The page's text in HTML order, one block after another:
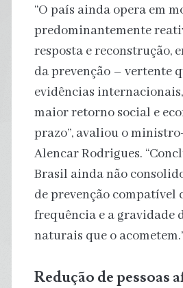
“O país ainda opera em
predominantemente
resposta e reconstrução,
da prevenção – vertente
evidências
maior retorno social e
prazo”, avaliou o
Alencar Rodrigues.
Brasil ainda não
de prevenção compatível
frequência e a gravidade
naturais que o
Redução de pessoas